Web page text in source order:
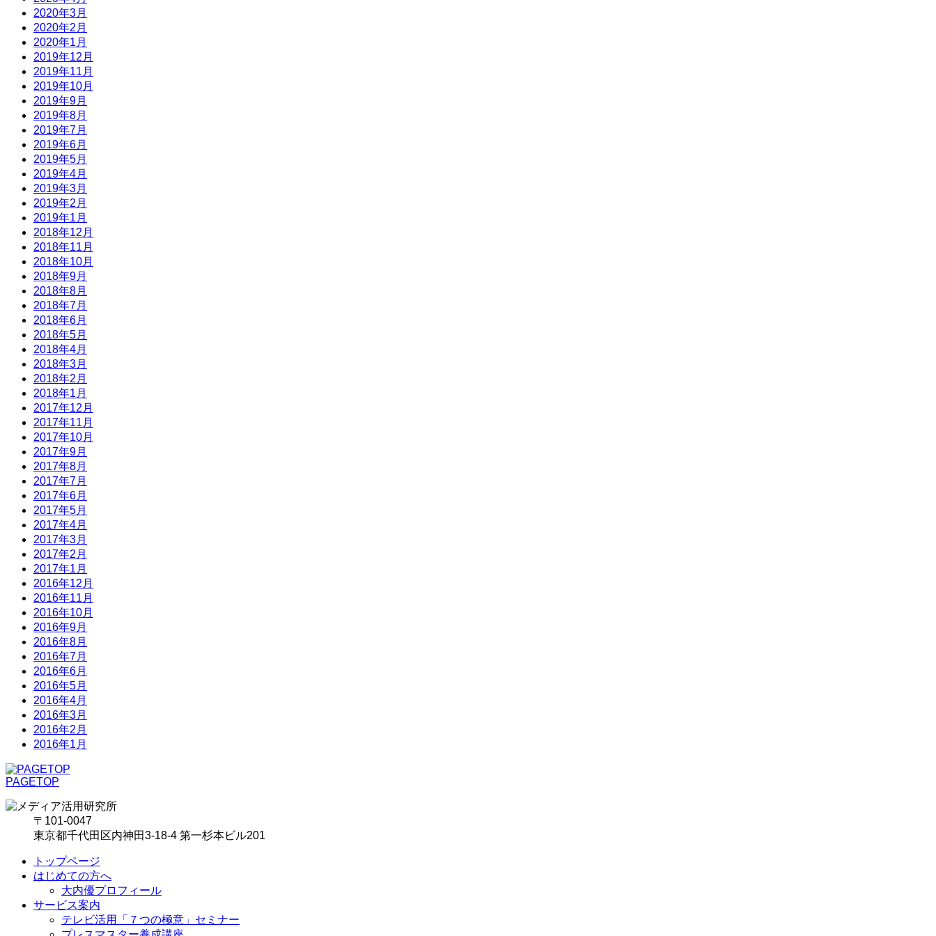
2020年3月
2020年2月
2020年1月
2019年12月
2019年11月
2019年10月
2019年9月
2019年8月
2019年7月
2019年6月
2019年5月
2019年4月
2019年3月
2019年2月
2019年1月
2018年12月
2018年11月
2018年10月
2018年9月
2018年8月
2018年7月
2018年6月
2018年5月
2018年4月
2018年3月
2018年2月
2018年1月
2017年12月
2017年11月
2017年10月
2017年9月
2017年8月
2017年7月
2017年6月
2017年5月
2017年4月
2017年3月
2017年2月
2017年1月
2016年12月
2016年11月
2016年10月
2016年9月
2016年8月
2016年7月
2016年6月
2016年5月
2016年4月
2016年3月
2016年2月
2016年1月
PAGETOP
〒101-0047
東京都千代田区内神田3-18-4 第一杉本ビル201
トップページ
はじめての方へ
大内優プロフィール
サービス案内
テレビ活用「７つの極意」セミナー